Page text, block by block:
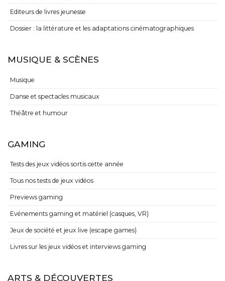
Editeurs de livres jeunesse
Dossier : la littérature et les adaptations cinématographiques
MUSIQUE & SCÈNES
Musique
Danse et spectacles musicaux
Théâtre et humour
GAMING
Tests des jeux vidéos sortis cette année
Tous nos tests de jeux vidéos
Previews gaming
Evénements gaming et matériel (casques, VR)
Jeux de société et jeux live (escape games)
Livres sur les jeux vidéos et interviews gaming
ARTS & DÉCOUVERTES